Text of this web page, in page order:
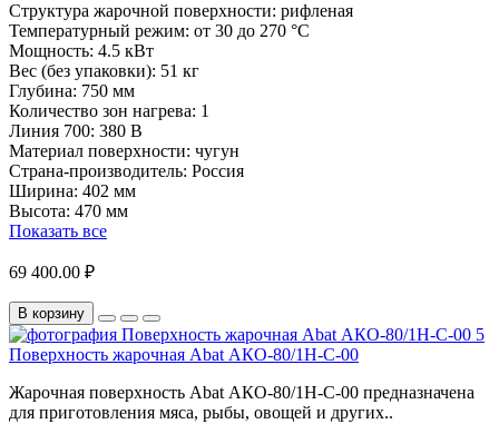
Структура жарочной поверхности: рифленая
Температурный режим: от 30 до 270 °С
Мощность: 4.5 кВт
Вес (без упаковки): 51 кг
Глубина: 750 мм
Количество зон нагрева: 1
Линия 700: 380 В
Материал поверхности: чугун
Страна-производитель: Россия
Ширина: 402 мм
Высота: 470 мм
Показать все
69 400.00 ₽
В корзину
Поверхность жарочная Abat АКО-80/1Н-С-00
Жарочная поверхность Abat АКО-80/1Н-С-00 предназначена
для приготовления мяса, рыбы, овощей и других..